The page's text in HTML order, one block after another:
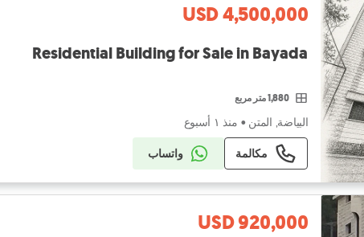
USD 4,500,000
Residential Building for Sale in Bayada
1,880 متر مربع
البياضة, المتن • منذ ١ أسبوع
مكالمة واتساب
USD 920,000